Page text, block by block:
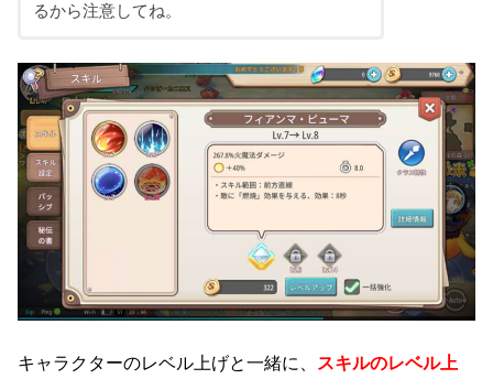
るから注意してね。
キャラクターのレベル上げと一緒に、 スキルのレベル上